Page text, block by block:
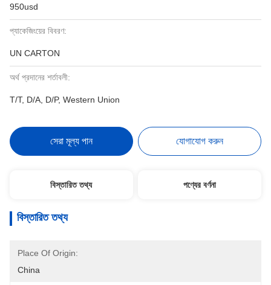
950usd
প্যাকেজিংয়ের বিবরণ:
UN CARTON
অর্থ প্রদানের শর্তাবলী:
T/T, D/A, D/P, Western Union
সেরা মূল্য পান যোগাযোগ করুন
বিস্তারিত তথ্য পণ্যের বর্ণনা
বিস্তারিত তথ্য
Place Of Origin:
China